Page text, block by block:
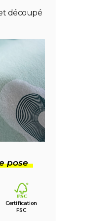
découpé
pose
Certification
FSC